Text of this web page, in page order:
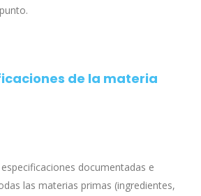
de la materia
documentadas e
las materias primas (ingredientes,